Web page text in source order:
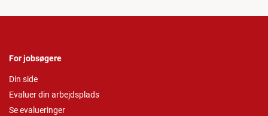
For jobsøgere
Din side
Evaluer din arbejdsplads
Se evalueringer